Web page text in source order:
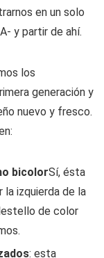
en un solo
y partir de ahí.
los
generación y
nuevo y fresco.
bicolorSí, ésta
la izquierda de la
de color
: esta